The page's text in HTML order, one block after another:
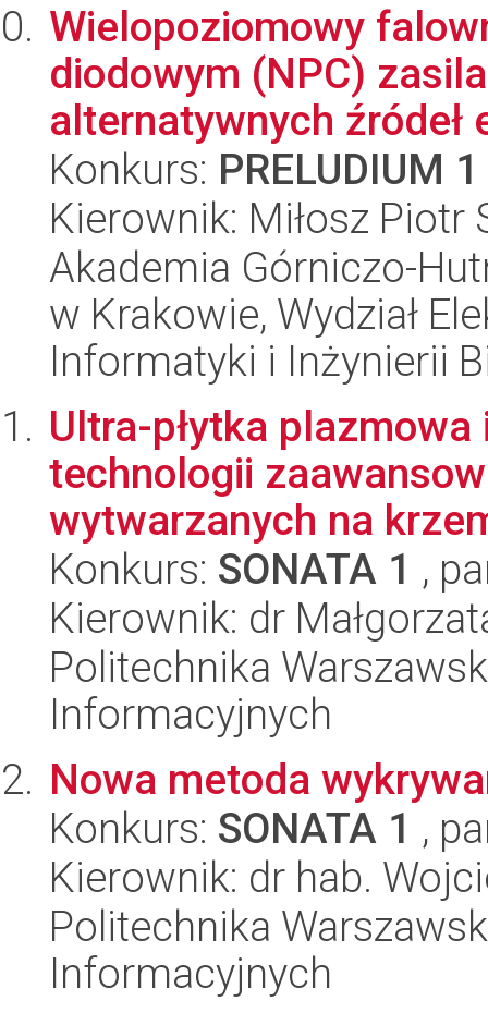
Wielopoziomowy
diodowym (NPC)
alternatywnych źródeł
Konkurs: PRELUDIUM 1
Kierownik: Miłosz Piotr
Akademia Górniczo-
w Krakowie, Wydział
Informatyki i Inżynierii
Ultra-płytka
technologii
wytwarzanych na
Konkurs: SONATA 1 ,
Kierownik: dr
Politechnika
Informacyjnych
Nowa metoda
Konkurs: SONATA 1 ,
Kierownik: dr hab.
Politechnika
Informacyjnych